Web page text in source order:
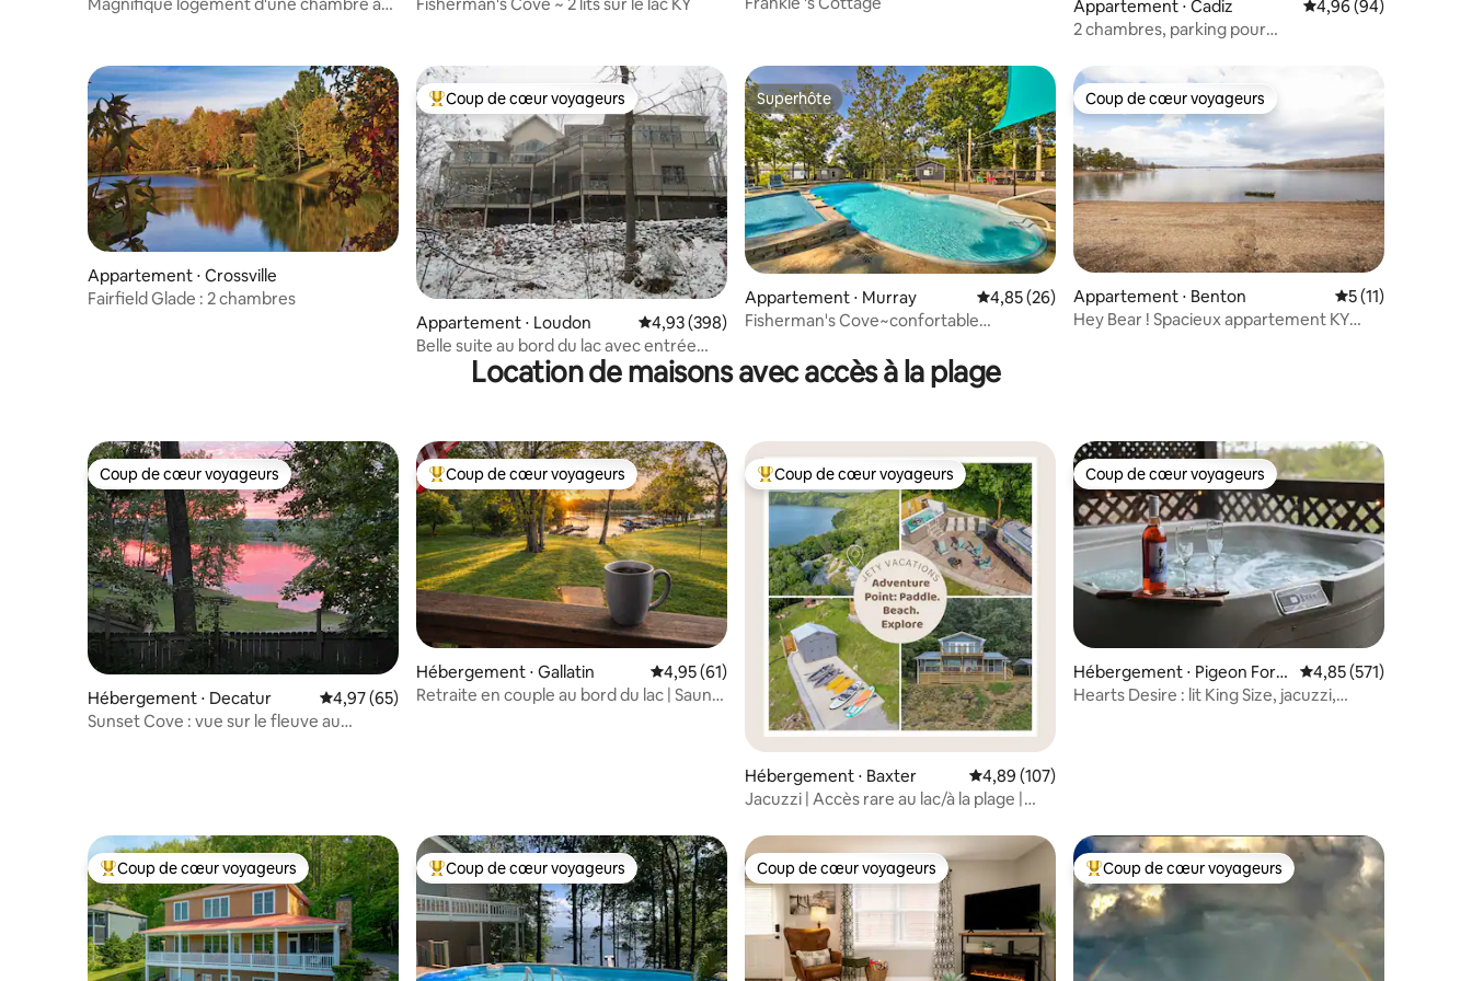
Appartement ⋅ Cadiz Évaluation moyenne
4,96 (94)
2 chambres, parking pour
Lakes
Appartement ⋅ Crossville
Fairfield Glade : 2 chambres
Coups de cœur voyageurs les plus appréciés
Coup de cœur voyageurs
Appartement ⋅ Loudon Évaluation moyenne sur la base de 398 commentaires : 4,93 sur 5
4,93 (398)
Belle suite au bord du lac avec entrée
Superhôte
Superhôte
Appartement ⋅ Murray Évaluation moyenne sur la base de 26 commentaires : 4,85 sur 5
4,85 (26)
Fisherman's Cove~confortable
Coup de cœur voyageurs
Coup de cœur voyageurs
Appartement ⋅ Benton Évaluation
5 (11)
Hey Bear ! Spacieux appartement KY
Location de maisons avec accès à la plage
Coup de cœur voyageurs
Coup de cœur voyageurs
Hébergement ⋅ Decatur Évaluation moyenne sur la base de 65 commentaires : 4,97 sur 5
4,97 (65)
Sunset Cove : vue sur le fleuve au
Coups de cœur voyageurs les plus appréciés
Coup de cœur voyageurs
Hébergement ⋅ Gallatin Évaluation moyenne sur la base de 61 commentaires : 4,95 sur 5
4,95 (61)
Retraite en couple au bord du lac | Sauna
Coups de cœur voyageurs les plus appréciés
Coup de cœur voyageurs
Hébergement ⋅ Baxter Évaluation moyenne sur la base de 107 commentaires : 4,89 sur 5
4,89 (107)
Jacuzzi | Accès rare au lac/à la plage |
Coup de cœur voyageurs
Coup de cœur voyageurs
Hébergement ⋅ Pigeon Forg
e
Évaluation moyenne
4,85 (571)
Hearts Desire : lit King Size, jacuzzi,
Coups de cœur voyageurs les plus appréciés
Coup de cœur voyageurs Coups de cœur voyageurs les plus appréciés
Coup de cœur voyageurs Coup de cœur voyageurs
Coup de cœur voyageurs Coups de cœur voyageurs les plus appréciés
Coup de cœur voyageurs